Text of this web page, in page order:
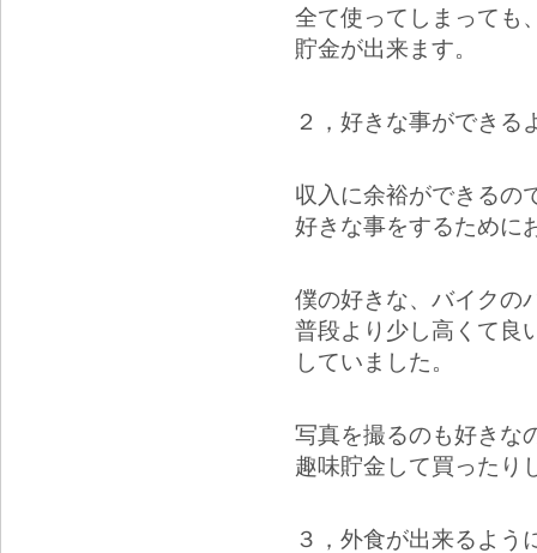
全て使ってしまっても
貯金が出来ます。
２，好きな事ができる
収入に余裕ができるの
好きな事をするために
僕の好きな、バイクの
普段より少し高くて良
していました。
写真を撮るのも好きな
趣味貯金して買ったり
３，外食が出来るよう